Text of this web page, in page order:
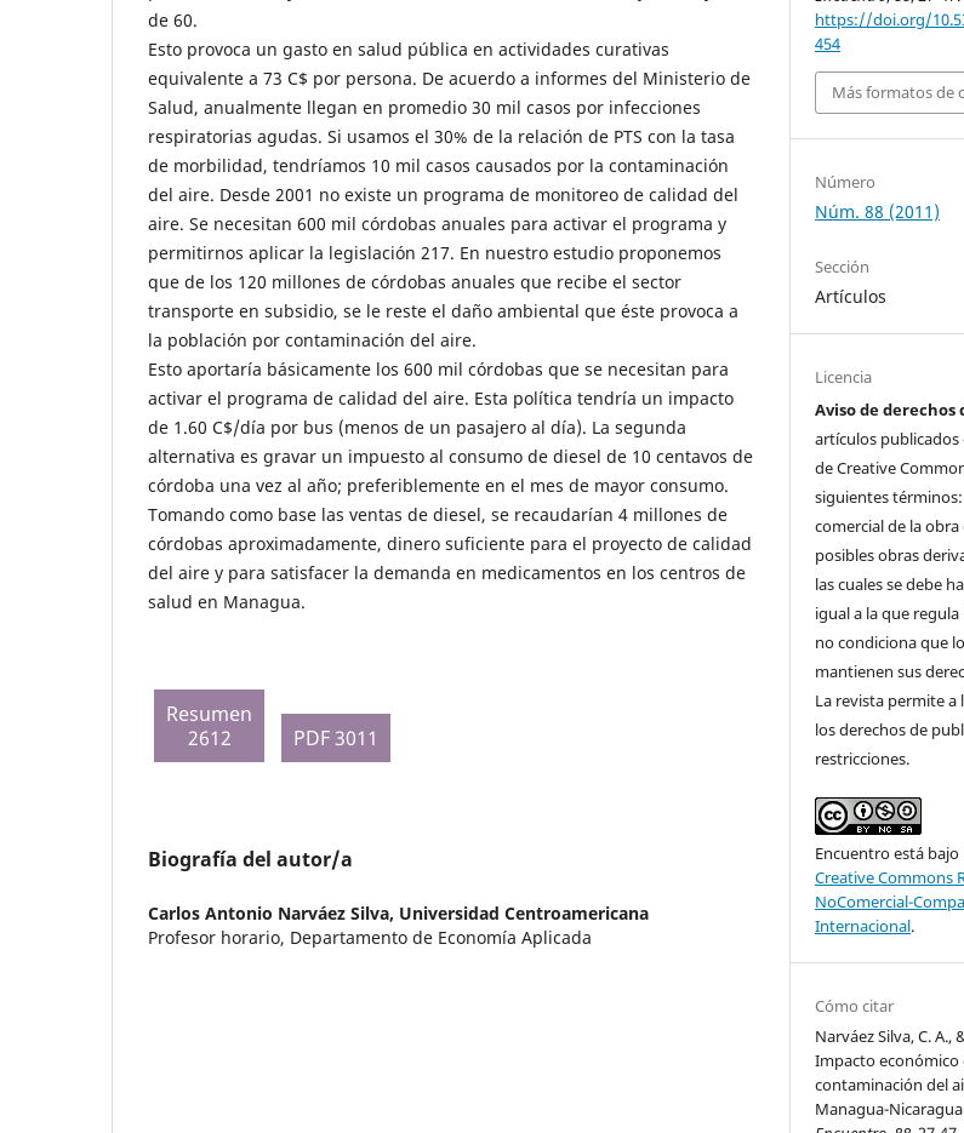
de 60.
Esto provoca un gasto en salud pública en actividades curativas
equivalente a 73 C$ por persona. De acuerdo a informes del Ministerio de
Salud, anualmente llegan en promedio 30 mil casos por infecciones
respiratorias agudas. Si usamos el 30% de la relación de PTS con la tasa
de morbilidad, tendríamos 10 mil casos causados por la contaminación
del aire. Desde 2001 no existe un programa de monitoreo de calidad del
aire. Se necesitan 600 mil córdobas anuales para activar el programa y
permitirnos aplicar la legislación 217. En nuestro estudio proponemos
que de los 120 millones de córdobas anuales que recibe el sector
transporte en subsidio, se le reste el daño ambiental que éste provoca a
la población por contaminación del aire.
Esto aportaría básicamente los 600 mil córdobas que se necesitan para
activar el programa de calidad del aire. Esta política tendría un impacto
de 1.60 C$/día por bus (menos de un pasajero al día). La segunda
alternativa es gravar un impuesto al consumo de diesel de 10 centavos de
córdoba una vez al año; preferiblemente en el mes de mayor consumo.
Tomando como base las ventas de diesel, se recaudarían 4 millones de
córdobas aproximadamente, dinero suficiente para el proyecto de calidad
del aire y para satisfacer la demanda en medicamentos en los centros de
salud en Managua.
Resumen
2612
PDF 3011
Biografía del autor/a
Carlos Antonio Narváez Silva, Universidad Centroamericana
Profesor horario, Departamento de Economía Aplicada
https://doi.org/
454
Más formatos de
Número
Núm. 88 (2011)
Sección
Artículos
Licencia
Aviso de derechos
artículos publicados
de Creative
siguientes
comercial de la
posibles obras
las cuales se debe
igual a la que
no condiciona que
mantienen sus
La revista permite
los derechos de
restricciones.
Encuentro está bajo
Creative Commons
NoComercial-
Internacional.
Cómo citar
Narváez Silva, C. A.,
Impacto económico
contaminación del
Managua-